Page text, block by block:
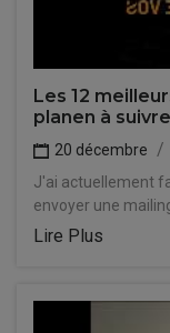
Les 12
planen à
20 décembre
J'ai actuellement
envoyer une
Lire Plus